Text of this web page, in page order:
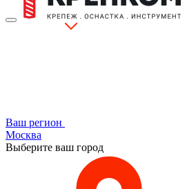
Ваш регион
Москва
Выберите ваш город